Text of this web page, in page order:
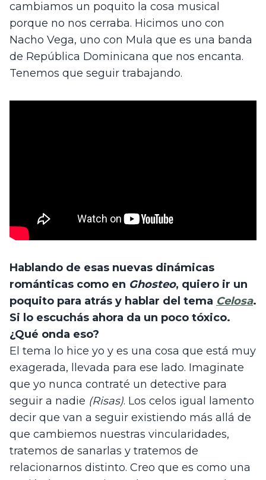
cambiamos un poquito la cosa musical
porque no nos cerraba. Hicimos uno con
Nacho Vega, uno con Mula que es una banda
de República Dominicana que nos encanta.
Tenemos que seguir trabajando.
Hablando de esas nuevas dinámicas
románticas como en Ghosteo, quiero ir un
poquito para atrás y hablar del tema Celosa.
Si lo escuchás ahora da un poco tóxico.
¿Qué onda eso?
El tema lo hice yo y es una cosa que está muy
exagerada, llevada para ese lado. Imaginate
que yo nunca contraté un detective para
seguir a nadie (Risas). Los celos igual lamento
decir que van a seguir existiendo más allá de
que cambiemos nuestras vincularidades,
tratemos de sanarlas y tratemos de
relacionarnos distinto. Creo que es como una